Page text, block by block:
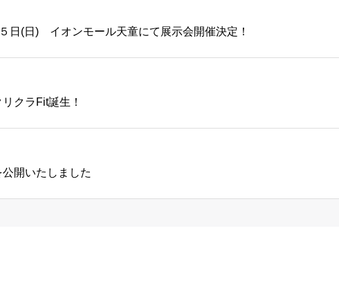
日(日) イオンモール天童にて展示会開催決定！
クラFit誕生！
開いたしました